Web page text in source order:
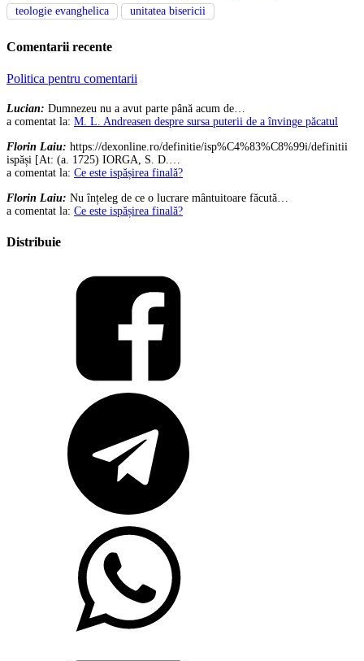
teologie evanghelica
unitatea bisericii
Comentarii recente
Politica pentru comentarii
Lucian: Dumnezeu nu a avut parte până acum de…
a comentat la: M. L. Andreasen despre sursa puterii de a învinge păcatul
Florin Laiu: https://dexonline.ro/definitie/isp%C4%83%C8%99i/definitii
ispăși [At: (a. 1725) IORGA, S. D.…
a comentat la: Ce este ispășirea finală?
Florin Laiu: Nu înțeleg de ce o lucrare mântuitoare făcută…
a comentat la: Ce este ispășirea finală?
Distribuie